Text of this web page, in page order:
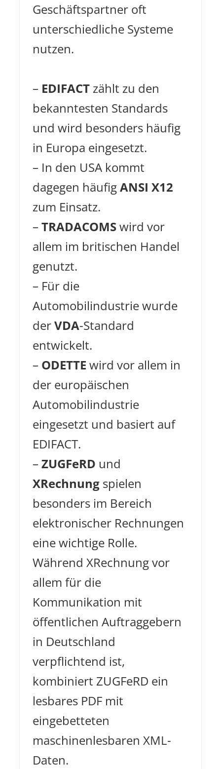
Geschäftspartner oft
unterschiedliche Systeme
nutzen.
– EDIFACT zählt zu den
bekanntesten Standards
und wird besonders häufig
in Europa eingesetzt.
– In den USA kommt
dagegen häufigANSI X12
zum Einsatz.
–TRADACOMSwird vor
allem im britischen Handel
genutzt.
– Für die
Automobilindustrie wurde
derVDA-Standard
entwickelt.
– ODETTEwird vor allem in
der europäischen
Automobilindustrie
eingesetzt und basiert auf
EDIFACT.
–ZUGFeRD und
XRechnung spielen
besonders im Bereich
elektronischer Rechnungen
eine wichtige Rolle.
Während XRechnung vor
allem für die
Kommunikation mit
öffentlichen Auftraggebern
in Deutschland
verpflichtend ist,
kombiniert ZUGFeRD ein
lesbares PDF mit
eingebetteten
maschinenlesbaren XML-
Daten.